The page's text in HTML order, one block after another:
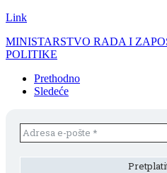
Link
MINISTARSTVO RADA I
POLITIKE
Prethodno
Sledeće